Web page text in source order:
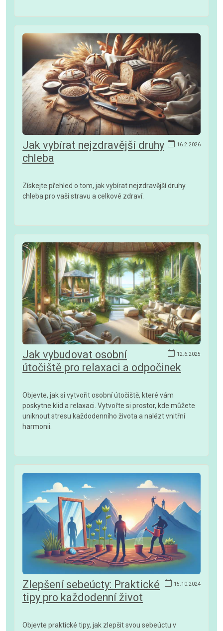
16.2.2026
Jak vybírat nejzdravější druhy
chleba
Získejte přehled o tom, jak vybírat nejzdravější druhy
chleba pro vaši stravu a celkové zdraví.
12.6.2025
Jak vybudovat osobní
útočiště pro relaxaci a odpočinek
Objevte, jak si vytvořit osobní útočiště, které vám
poskytne klid a relaxaci. Vytvořte si prostor, kde můžete
uniknout stresu každodenního života a nalézt vnitřní
harmonii.
15.10.2024
Zlepšení sebeúcty: Praktické
tipy pro každodenní život
Objevte praktické tipy, jak zlepšit svou sebeúctu v